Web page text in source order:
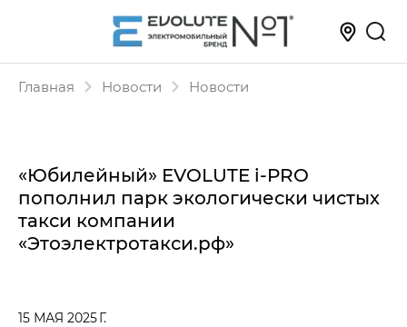
Главная Новости Новости
«Юбилейный» EVOLUTE i‑PRO
пополнил парк экологически чистых
такси компании
«Этоэлектротакси.рф»
15 МАЯ 2025 Г.